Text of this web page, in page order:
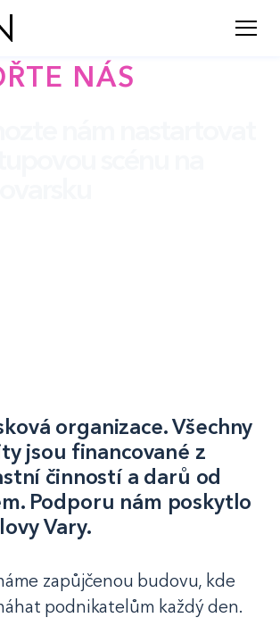
NÁS
organizace. Všechny
jsou financované z
činností a darů od
Podporu nám poskytlo
Vary.
zapůjčenou budovu, kde
podnikatelům každý den.